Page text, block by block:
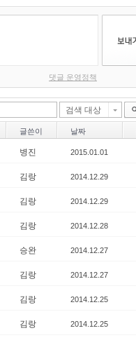
댓글 운영정책
검색 대상
글쓴이 날짜
병진 2015.01.01
김랑 2014.12.29
김랑 2014.12.29
김랑 2014.12.28
승완 2014.12.27
김랑 2014.12.27
김랑 2014.12.25
김랑 2014.12.25